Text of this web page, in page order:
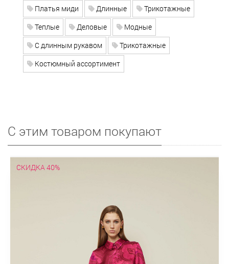
Платья миди
Длинные
Трикотажные
Теплые
Деловые
Модные
С длинным рукавом
Трикотажные
Костюмный ассортимент
С этим товаром покупают
СКИДКА 40%